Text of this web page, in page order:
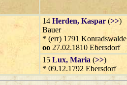
14 Herden, Kaspar (>>)
Bauer
* (err) 1791 Konradswalde
oo 27.02.1810 Ebersdorf
15 Lux, Maria (>>)
* 09.12.1792 Ebersdorf